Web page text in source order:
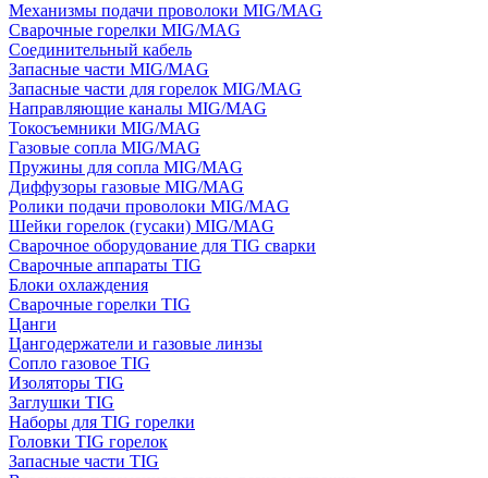
Механизмы подачи проволоки MIG/MAG
Сварочные горелки MIG/MAG
Соединительный кабель
Запасные части MIG/MAG
Запасные части для горелок MIG/MAG
Направляющие каналы MIG/MAG
Токосъемники MIG/MAG
Газовые сопла MIG/MAG
Пружины для сопла MIG/MAG
Диффузоры газовые MIG/MAG
Ролики подачи проволоки MIG/MAG
Шейки горелок (гусаки) MIG/MAG
Сварочное оборудование для TIG сварки
Сварочные аппараты TIG
Блоки охлаждения
Сварочные горелки TIG
Цанги
Цангодержатели и газовые линзы
Сопло газовое TIG
Изоляторы TIG
Заглушки TIG
Наборы для TIG горелки
Головки TIG горелок
Запасные части TIG